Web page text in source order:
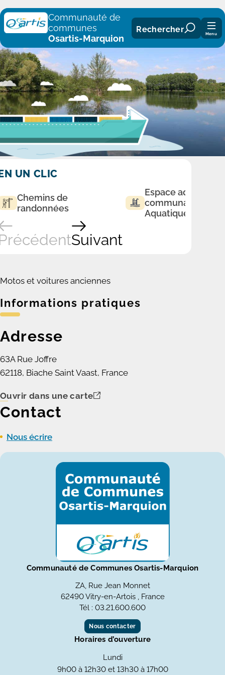
Panneau de gestion des cookies
Communauté de
communes
Osartis-Marquion
Rechercher Menu
UN CLIC
Chemins de
randonnées
Espace
communautaire
Aquatique
Suivant
Motos et voitures anciennes
Informations pratiques
Adresse
63A Rue Joffre
62118, Biache Saint Vaast, France
Ouvrir dans une carte
Contact
Nous écrire
Communauté de Communes Osartis-Marquion
ZA, Rue Jean Monnet
62490 Vitry-en-Artois , France
Tél : 03.21.600.600
Nous contacter
Horaires d’ouverture
Lundi
9h00 à 12h30 et 13h30 à 17h00